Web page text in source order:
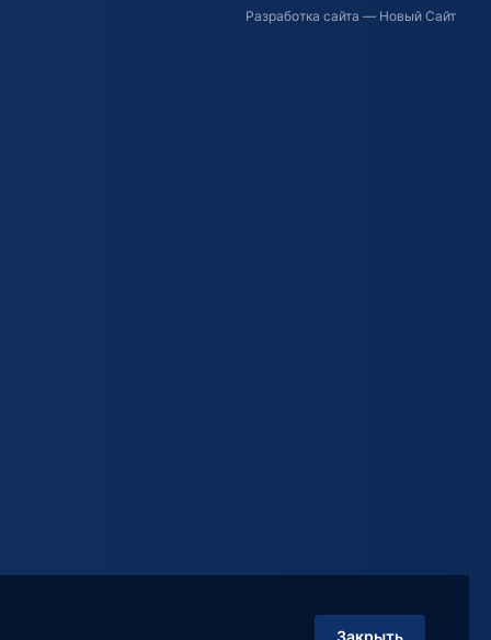
Разработка сайта — Новый Сайт
Закрыть